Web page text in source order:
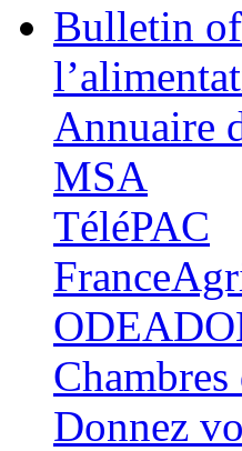
Bulletin
Annuaire
MSA
TéléPAC
Donnez